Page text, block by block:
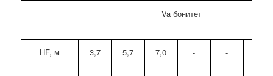
Va бонитет
НF, м 3,7 5,7 7,0 - -